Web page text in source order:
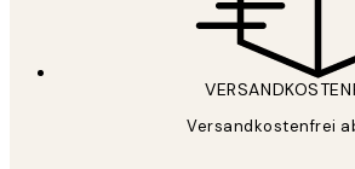
Versandkostenfrei